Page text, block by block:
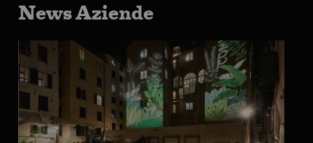
News Aziende